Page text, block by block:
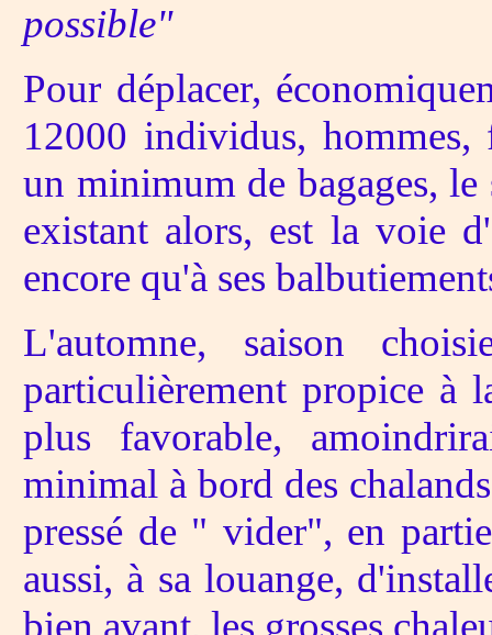
possible"
Pour déplacer,
12000 individus, hommes,
un minimum de bagages, le
existant alors, est la voie
encore qu'à ses
L'automne, saison
particulièrement propice à
plus favorable,
minimal à bord des
pressé de " vider", en
aussi, à sa louange,
bien avant, les grosses